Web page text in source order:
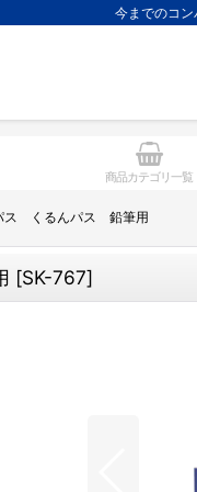
今までのコン
商品カテゴリ一覧
ス くるんパス 鉛筆用
[SK-767]